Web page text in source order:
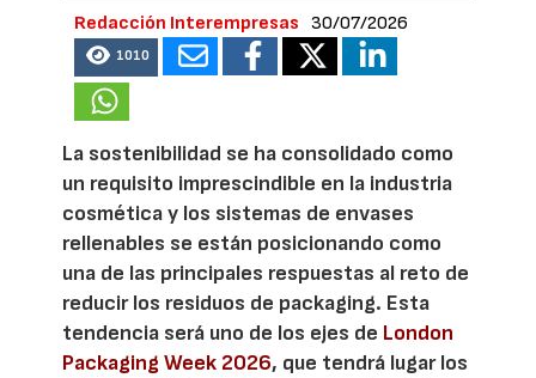
Redacción Interempresas 30/07/2026
1010
La sostenibilidad se ha consolidado como
un requisito imprescindible en la industria
cosmética y los sistemas de envases
rellenables se están posicionando como
una de las principales respuestas al reto de
reducir los residuos de packaging. Esta
tendencia será uno de los ejes de London
Packaging Week 2026, que tendrá lugar los